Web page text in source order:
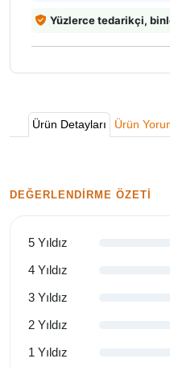
Yüzlerce tedarikçi,
Ürün Detayları Ürün
DEĞERLENDIRME ÖZETI
5 Yıldız
4 Yıldız
3 Yıldız
2 Yıldız
1 Yıldız